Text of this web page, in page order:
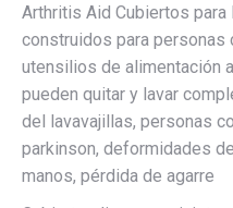
Arthritis Aid Cubiertos
construidos para personas
utensilios de alimentación
pueden quitar y lavar
del lavavajillas, personas
parkinson, deformidades
manos, pérdida de agarre